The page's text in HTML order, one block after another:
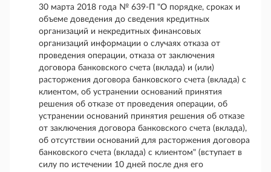
30 марта 2018 года № 639-П "О порядке, сроках и
объеме доведения до сведения кредитных
организаций и некредитных финансовых
организаций информации о случаях отказа от
проведения операции, отказа от заключения
договора банковского счета (вклада) и (или)
расторжения договора банковского счета (вклада) с
клиентом, об устранении оснований принятия
решения об отказе от проведения операции, об
устранении оснований принятия решения об отказе
от заключения договора банковского счета (вклада),
об отсутствии оснований для расторжения договора
банковского счета (вклада) с клиентом" (вступает в
силу по истечении 10 дней после дня его